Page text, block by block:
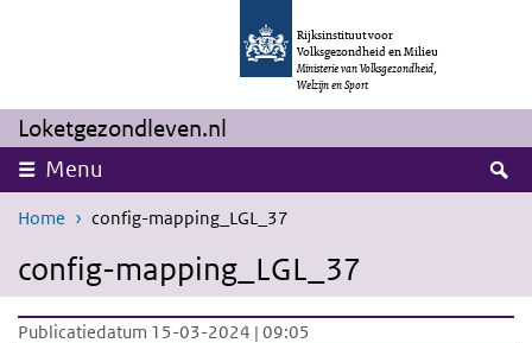
Overslaan en naar de inhoud gaan
Rijksinstituut voor
Volksgezondheid en Milieu
Ministerie van Volksgezondheid,
Welzijn en Sport
Loketgezondleven.nl
Menu
Home config-mapping_LGL_37
config-mapping_LGL_37
Publicatiedatum 15-03-2024 | 09:05